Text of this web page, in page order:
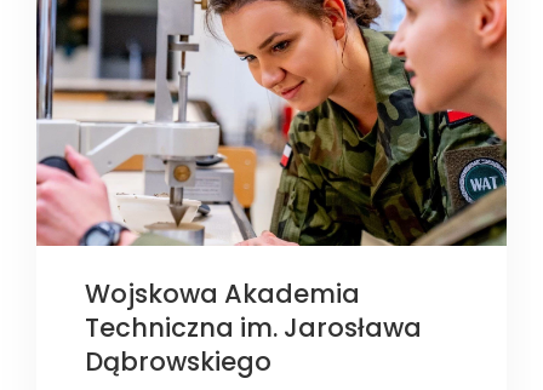
Wojskowa Akademia
Techniczna im. Jarosława
Dąbrowskiego